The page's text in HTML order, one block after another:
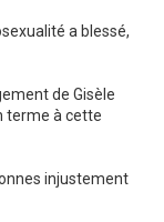
a blessé,
de Gisèle
terme à cette
injustement